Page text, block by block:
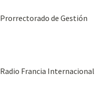
Prorrectorado de Gestión
Radio Francia Internacional